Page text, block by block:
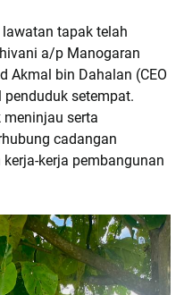
lawatan tapak telah
a/p Manogaran
Akmal bin Dahalan (CEO
setempat.
serta
cadangan
kerja pembangunan